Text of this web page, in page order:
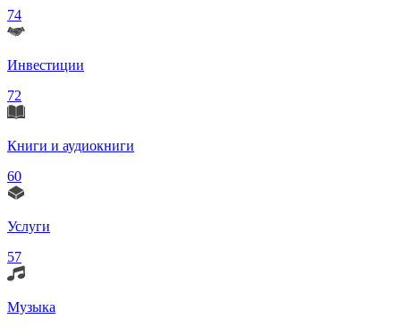
74
Инвестиции
72
Книги и аудиокниги
60
Услуги
57
Музыка